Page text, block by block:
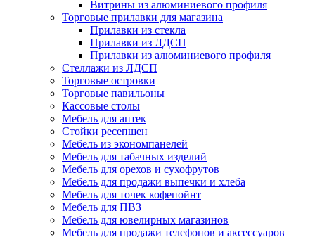
Витрины из алюминиевого профиля
Торговые прилавки для магазина
Прилавки из стекла
Прилавки из ЛДСП
Прилавки из алюминиевого профиля
Стеллажи из ЛДСП
Торговые островки
Торговые павильоны
Кассовые столы
Мебель для аптек
Стойки ресепшен
Мебель из экономпанелей
Мебель для табачных изделий
Мебель для орехов и сухофрутов
Мебель для продажи выпечки и хлеба
Мебель для точек кофепойнт
Мебель для ПВЗ
Мебель для ювелирных магазинов
Мебель для продажи телефонов и аксессуаров